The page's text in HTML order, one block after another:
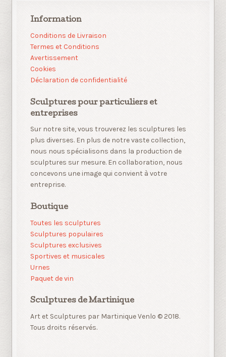
Information
Conditions de Livraison
Termes et Conditions
Avertissement
Cookies
Déclaration de confidentialité
Sculptures pour particuliers et
entreprises
Sur notre site, vous trouverez les sculptures les
plus diverses. En plus de notre vaste collection,
nous nous spécialisons dans la production de
sculptures sur mesure. En collaboration, nous
concevons une image qui convient à votre
entreprise.
Boutique
Toutes les sculptures
Sculptures populaires
Sculptures exclusives
Sportives et musicales
Urnes
Paquet de vin
Sculptures de Martinique
Art et Sculptures par Martinique Venlo © 2018.
Tous droits réservés.